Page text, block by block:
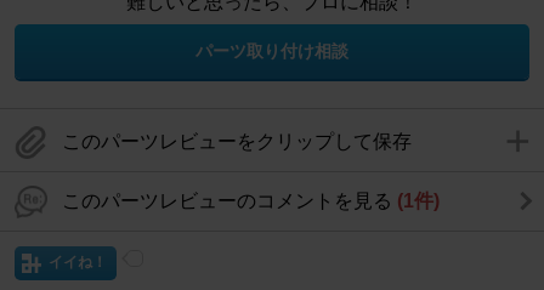
パーツ取り付け相談
このパーツレビューをクリップして保存
このパーツレビューのコメントを見る (1件)
イイね！